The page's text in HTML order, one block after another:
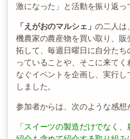
激になった」と活動を振り返っ
「えがおのマルシェ」の二人は
機農家の農産物を買い取り、
拓して、毎週日曜日に自分た
っていることや、そこに来て
なぐイベントを企画し、実行
しました。
参加者からは、次のような感想
「スイーツの製造だけでなく